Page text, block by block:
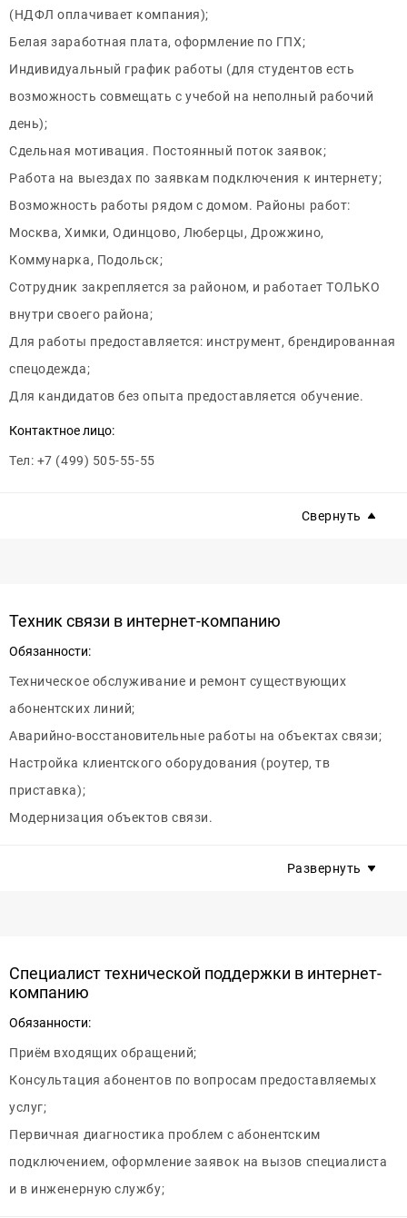
(НДФЛ оплачивает компания);
Белая заработная плата, оформление по ГПХ;
Индивидуальный график работы (для студентов есть
возможность совмещать с учебой на неполный рабочий
день);
Сдельная мотивация. Постоянный поток заявок;
Работа на выездах по заявкам подключения к интернету;
Возможность работы рядом с домом. Районы работ:
Москва, Химки, Одинцово, Люберцы, Дрожжино,
Коммунарка, Подольск;
Сотрудник закрепляется за районом, и работает ТОЛЬКО
внутри своего района;
Для работы предоставляется: инструмент, брендированная
спецодежда;
Для кандидатов без опыта предоставляется обучение.
Контактное лицо:
Тел: +7 (499) 505-55-55
Свернуть
Техник связи в интернет-компанию
Обязанности:
Техническое обслуживание и ремонт существующих
абонентских линий;
Аварийно-восстановительные работы на объектах связи;
Настройка клиентского оборудования (роутер, тв
приставка);
Модернизация объектов связи.
Условия:
Стабильная заработная плата от 70000 рублей на руки
(НДФЛ оплачивает компания);
Белая заработная плата, Оформление по ТК РФ;
График работы 5/2 с плавающими выходными;
Работа на выездах;
Возможность работы рядом с домом. Районы работ:
Москва, Химки, Одинцово, Люберцы, Дрожжино,
Развернуть
Специалист технической поддержки в интернет-
компанию
Обязанности:
Приём входящих обращений;
Консультация абонентов по вопросам предоставляемых
услуг;
Первичная диагностика проблем с абонентским
подключением, оформление заявок на вызов специалиста
и в инженерную службу;